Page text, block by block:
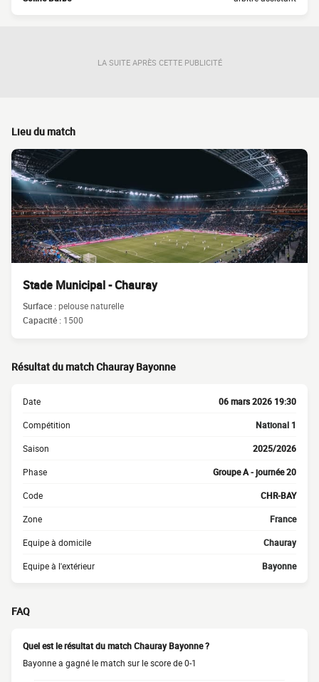
LA SUITE APRÈS CETTE PUBLICITÉ
Lieu du match
Stade Municipal - Chauray
Surface :pelouse naturelle
Capacité : 1500
Résultat du match Chauray Bayonne
Date 06 mars 2026 19:30
Compétition National 1
Saison 2025/2026
Phase Groupe A - journée 20
Code CHR-BAY
Zone France
Equipe à domicile Chauray
Equipe à l'extérieur Bayonne
FAQ
Quel est le résultat du match Chauray Bayonne ?
Bayonne a gagné le match sur le score de 0-1